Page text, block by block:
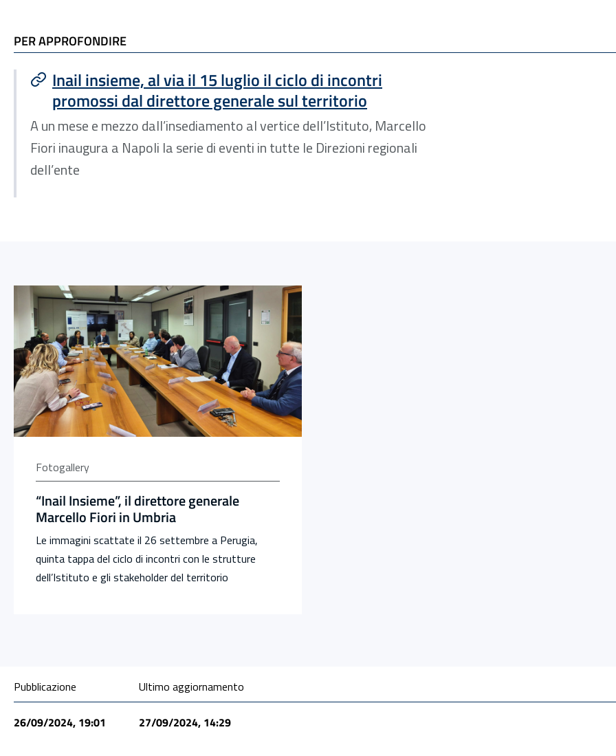
TI POTREBBE INTERESSARE
PER APPROFONDIRE
Inail insieme, al via il 15 luglio il ciclo di incontri
promossi dal direttore generale sul territorio
A un mese e mezzo dall’insediamento al vertice dell’Istituto, Marcello
Fiori inaugura a Napoli la serie di eventi in tutte le Direzioni regionali
dell’ente
Fotogallery
“Inail Insieme”, il direttore generale
Marcello Fiori in Umbria
Le immagini scattate il 26 settembre a Perugia,
quinta tappa del ciclo di incontri con le strutture
dell’Istituto e gli stakeholder del territorio
Condivisione social
Pubblicazione
26/09/2024, 19:01
Ultimo aggiornamento
27/09/2024, 14:29